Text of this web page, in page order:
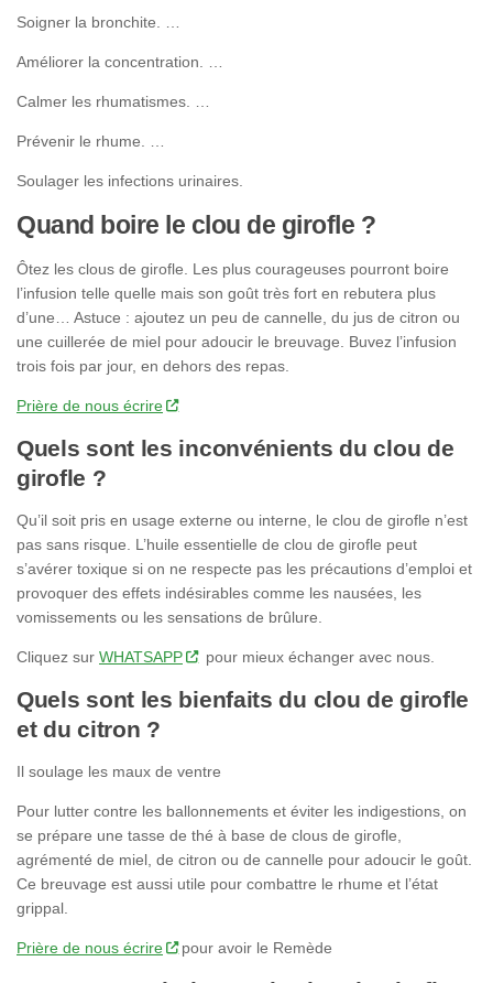
Soigner la bronchite. …
Améliorer la concentration. …
Calmer les rhumatismes. …
Prévenir le rhume. …
Soulager les infections urinaires.
Quand boire le clou de girofle ?
Ôtez les clous de girofle. Les plus courageuses pourront boire
l’infusion telle quelle mais son goût très fort en rebutera plus
d’une… Astuce : ajoutez un peu de cannelle, du jus de citron ou
une cuillerée de miel pour adoucir le breuvage. Buvez l’infusion
trois fois par jour, en dehors des repas.
Prière de nous écrire
Quels sont les inconvénients du clou de
girofle ?
Qu’il soit pris en usage externe ou interne, le clou de girofle n’est
pas sans risque. L’huile essentielle de clou de girofle peut
s’avérer toxique si on ne respecte pas les précautions d’emploi et
provoquer des effets indésirables comme les nausées, les
vomissements ou les sensations de brûlure.
Cliquez sur WHATSAPP pour mieux échanger avec nous.
Quels sont les bienfaits du clou de girofle
et du citron ?
Il soulage les maux de ventre
Pour lutter contre les ballonnements et éviter les indigestions, on
se prépare une tasse de thé à base de clous de girofle,
agrémenté de miel, de citron ou de cannelle pour adoucir le goût.
Ce breuvage est aussi utile pour combattre le rhume et l’état
grippal.
Prière de nous écrire pour avoir le Remède